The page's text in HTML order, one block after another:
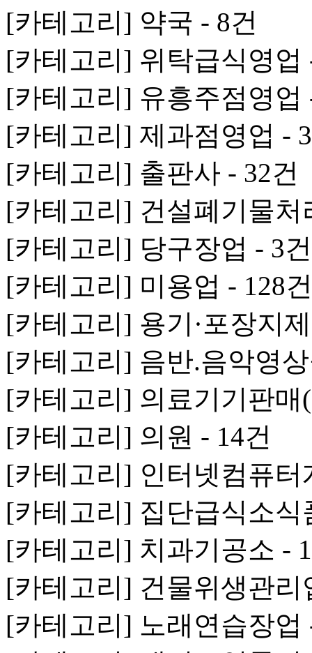
[카테고리] 약국 - 8건
[카테고리] 위탁급식영업
[카테고리] 유흥주점영업
[카테고리] 제과점영업 -
[카테고리] 출판사 - 32건
[카테고리] 건설폐기물처
[카테고리] 당구장업 - 3건
[카테고리] 미용업 - 128건
[카테고리] 용기·포장지
[카테고리] 음반.음악영
[카테고리] 의료기기판매
[카테고리] 의원 - 14건
[카테고리] 인터넷컴퓨터
[카테고리] 집단급식소식
[카테고리] 치과기공소 -
[카테고리] 건물위생관리
[카테고리] 노래연습장업